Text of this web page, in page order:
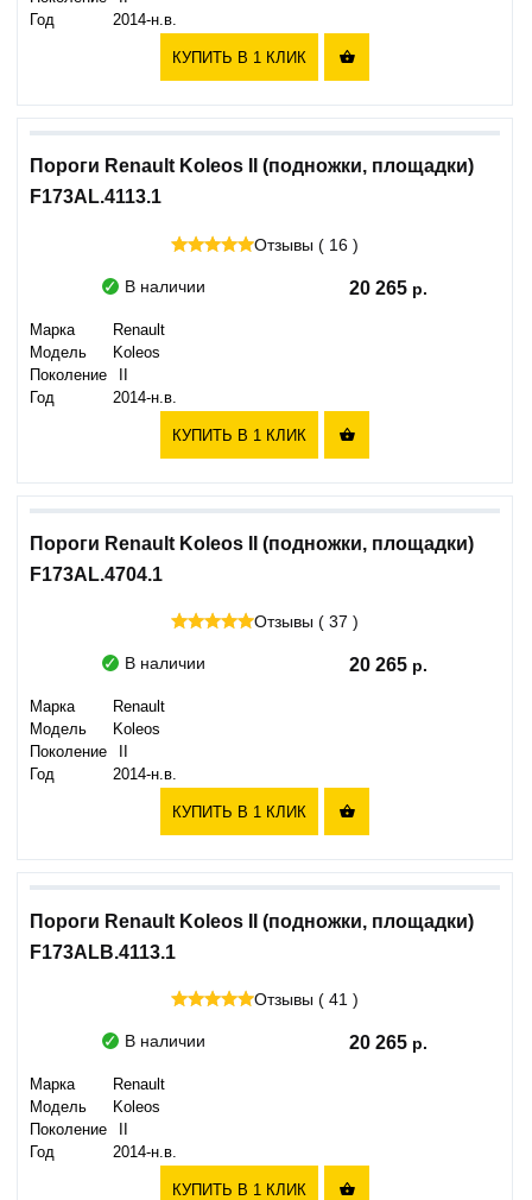
Год
2014-н.в.
КУПИТЬ В 1 КЛИК 
Пороги Renault Koleos II (подножки, площадки)
F173AL.4113.1
Отзывы ( 16 )
В наличии 20 265
Марка
Renault
Модель
Koleos
Поколение
Год
2014-н.в.
КУПИТЬ В 1 КЛИК 
Пороги Renault Koleos II (подножки, площадки)
F173AL.4704.1
Отзывы ( 37 )
В наличии 20 265
Марка
Renault
Модель
Koleos
Поколение
Год
2014-н.в.
КУПИТЬ В 1 КЛИК 
Пороги Renault Koleos II (подножки, площадки)
F173ALB.4113.1
Отзывы ( 41 )
В наличии 20 265
Марка
Renault
Модель
Koleos
Поколение
Год
2014-н.в.
КУПИТЬ В 1 КЛИК 